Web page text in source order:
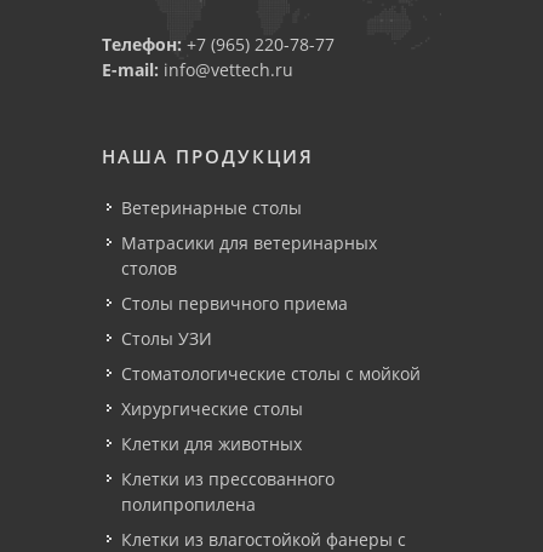
Телефон: +7 (965) 220-78-77
E-mail: info@vettech.ru
НАША ПРОДУКЦИЯ
Ветеринарные столы
Матрасики для ветеринарных
столов
Столы первичного приема
Столы УЗИ
Стоматологические столы с мойкой
Хирургические столы
Клетки для животных
Клетки из прессованного
полипропилена
Клетки из влагостойкой фанеры с